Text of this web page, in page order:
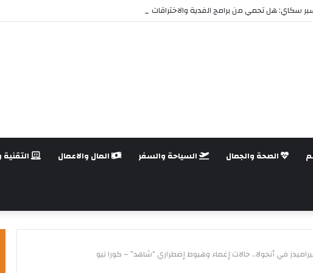
سكاي: هل تحمي من برامج الفدية والاختراقات الحديثة؟
الصحة والجمال السياحة والسفر المال والاعمال التقنية
في أنجولا.. حالات إغماء وهبوط إضطراري “شاهد” – كورا نيو